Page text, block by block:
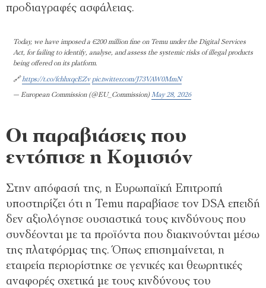
προδιαγραφές ασφάλειας.
Today, we have imposed a €200 million fine on Temu under the Digital Services
Act, for failing to identify, analyse, and assess the systemic risks of illegal products
being offered on its platform.
🔗https://t.co/fchhxqcEZv pic.twitter.com/J73VAW0MmN
— European Commission (@EU_Commission)May 28, 2026
Οι παραβιάσεις που
εντόπισε η Κομισιόν
Στην απόφασή της, η Ευρωπαϊκή Επιτροπή
υποστηρίζει ότι η Temu παραβίασε τον DSA επειδή
δεν αξιολόγησε ουσιαστικά τους κινδύνους που
συνδέονται με τα προϊόντα που διακινούνται μέσω
της πλατφόρμας της. Όπως επισημαίνεται, η
εταιρεία περιορίστηκε σε γενικές και θεωρητικές
αναφορές σχετικά με τους κινδύνους του